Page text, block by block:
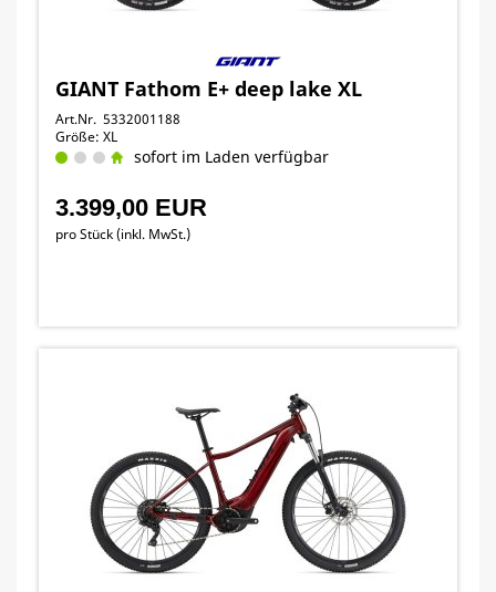
GIANT Fathom E+ deep lake XL
Art.Nr. 5332001188
Größe: XL
sofort im Laden verfügbar
3.399,00 EUR
pro Stück (inkl. MwSt.)